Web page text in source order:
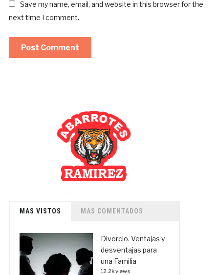
Save my name, email, and website in this browser for the
next time I comment.
MAS VISTOS MAS COMENTADOS
Divorcio. Ventajas y
desventajas para
una Familia
12.2k views